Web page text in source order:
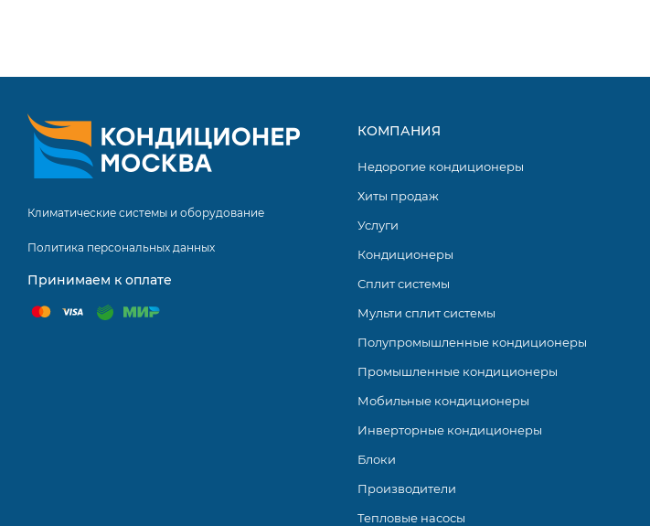
Климатические системы и оборудование
Политика персональных данных
Принимаем к оплате
КОМПАНИЯ
Недорогие кондиционеры
Хиты продаж
Услуги
Кондиционеры
Сплит системы
Мульти сплит системы
Полупромышленные кондиционеры
Промышленные кондиционеры
Мобильные кондиционеры
Инверторные кондиционеры
Блоки
Производители
Тепловые насосы